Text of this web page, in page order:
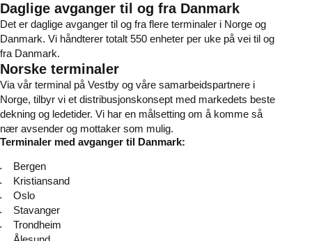
Daglige avganger til og fra Danmark
Det er daglige avganger til og fra flere terminaler i Norge og
Danmark. Vi håndterer totalt 550 enheter per uke på vei til og
fra Danmark.
Norske terminaler
Via vår terminal på Vestby og våre samarbeidspartnere i
Norge, tilbyr vi et distribusjonskonsept med markedets beste
dekning og ledetider. Vi har en målsetting om å komme så
nær avsender og mottaker som mulig.
Terminaler med avganger til Danmark:
Bergen
Kristiansand
Oslo
Stavanger
Trondheim